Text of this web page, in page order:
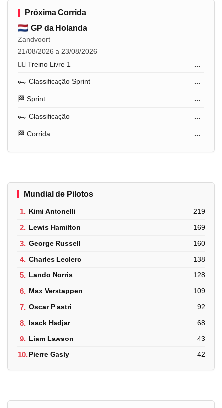
Próxima Corrida
GP da Holanda
Zandvoort
21/08/2026 a 23/08/2026
🏋️‍♂️ Treino Livre 1
...
🏎️ Classificação Sprint ...
🏁 Sprint ...
🏎️ Classificação ...
🏁 Corrida ...
Mundial de Pilotos
1. Kimi Antonelli 219
2. Lewis Hamilton 169
3. George Russell 160
4. Charles Leclerc 138
5. Lando Norris 128
6. Max Verstappen 109
7. Oscar Piastri 92
8. Isack Hadjar 68
9. Liam Lawson 43
10.Pierre Gasly 42